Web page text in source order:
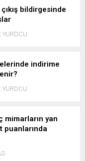
bildirgesinde
YURDCU
indirime
YURDCU
mimarların yan
puanlarında